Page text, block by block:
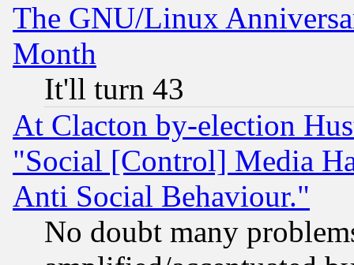
The GNU/Linux
Month
It'll turn 43
At Clacton by-election
"Social [Control] Media
Anti Social Behaviour."
No doubt many